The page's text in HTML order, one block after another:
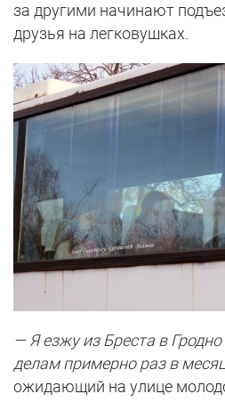
за другими начинают
друзья на легковушках.
— Я езжу из Бреста в
делам примерно раз в
ожидающий на улице